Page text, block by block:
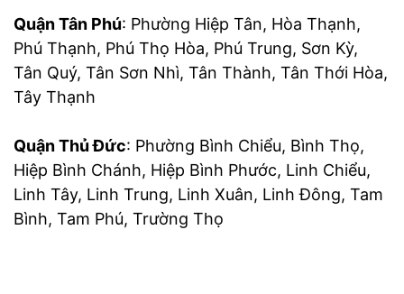
Quận Tân Phú: Phường Hiệp Tân, Hòa Thạnh,
Phú Thạnh, Phú Thọ Hòa, Phú Trung, Sơn Kỳ,
Tân Quý, Tân Sơn Nhì, Tân Thành, Tân Thới Hòa,
Tây Thạnh
Quận Thủ Đức: Phường Bình Chiểu, Bình Thọ,
Hiệp Bình Chánh, Hiệp Bình Phước, Linh Chiểu,
Linh Tây, Linh Trung, Linh Xuân, Linh Đông, Tam
Bình, Tam Phú, Trường Thọ